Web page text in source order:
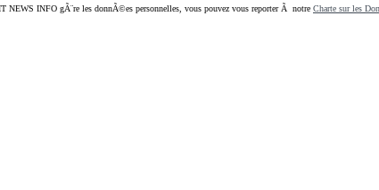
NEWS INFO gÃ¨re les donnÃ©es personnelles, vous pouvez vous reporter Ã notre Charte sur les